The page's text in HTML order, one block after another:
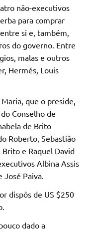
não-executivos
para comprar
si e, também,
do governo. Entre
malas e outros
Hermés, Louis
que o preside,
Conselho de
de Brito
Roberto, Sebastião
e Raquel David
Albina Assis
José Paiva.
dispôs de US $250
dado a